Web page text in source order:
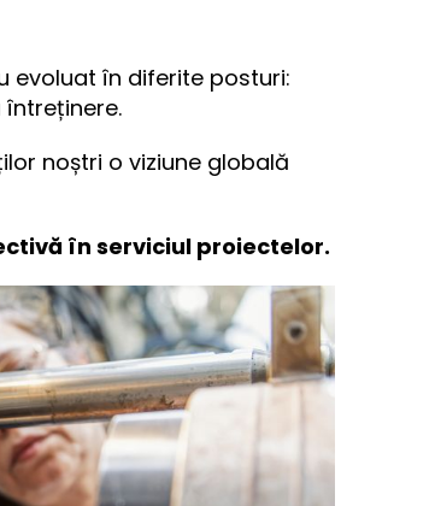
evoluat în diferite posturi:
noștri o viziune globală
în serviciul proiectelor.